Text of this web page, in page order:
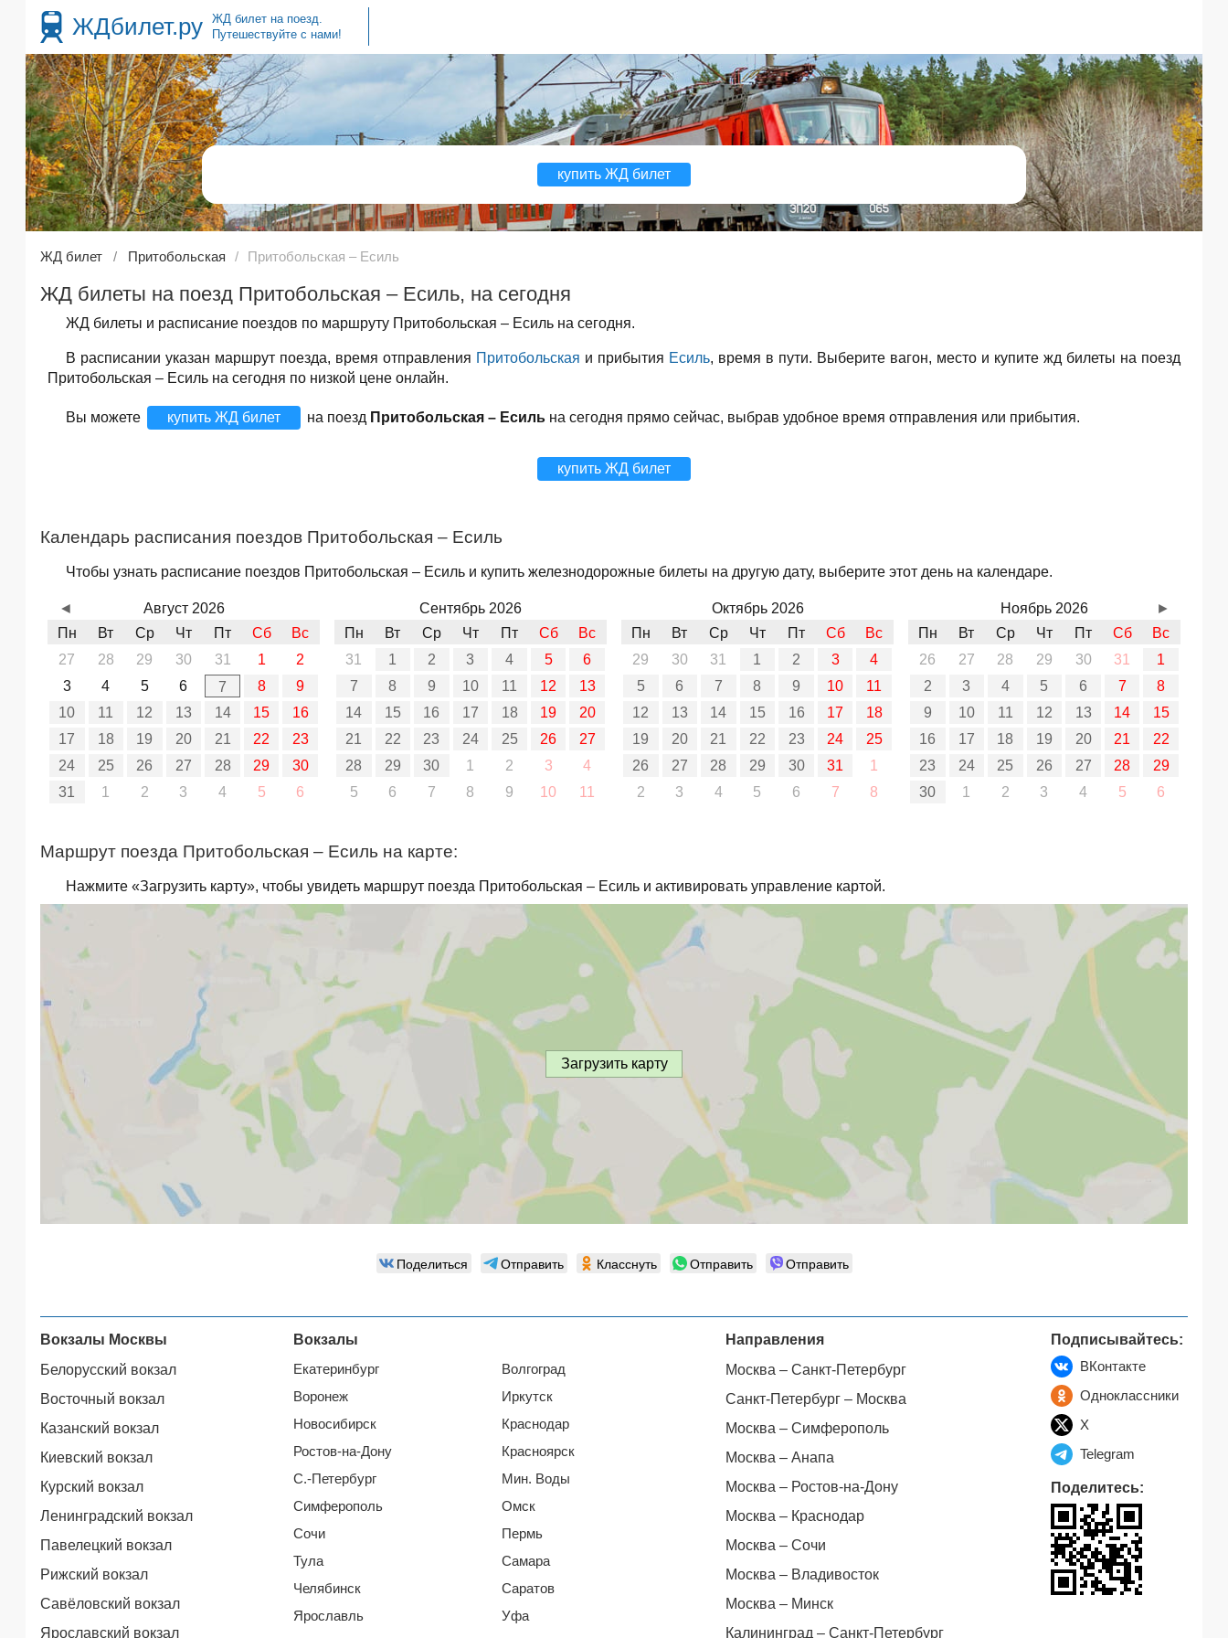
ЖДбилет.ру
ЖД билет на поезд.
Путешествуйте с нами!
купить ЖД билет
ЖД билет Притобольская Притобольская – Есиль
ЖД билеты на поезд Притобольская – Есиль, на сегодня
ЖД билеты и расписание поездов по маршруту Притобольская – Есиль на сегодня.
В расписании указан маршрут поезда, время отправления Притобольская и прибытия Есиль, время в пути. Выберите вагон, место и купите жд билеты на поезд
Притобольская – Есиль на сегодня по низкой цене онлайн.
Вы можете купить ЖД билет на поезд Притобольская – Есиль на сегодня прямо сейчас, выбрав удобное время отправления или прибытия.
купить ЖД билет
Календарь расписания поездов Притобольская – Есиль
Чтобы узнать расписание поездов Притобольская – Есиль и купить железнодорожные билеты на другую дату, выберите этот день на календаре.
Август 2026
Пн
Вт Ср Чт Пт Сб
Вс
27
28 29 30 31 1
2
3
4 5 6 7 8
9
10
11 12 13 14 15
16
17
18 19 20 21 22
23
24
25 26 27 28 29
30
31
1 2 3 4 5 6
Сентябрь 2026
Пн
Вт Ср Чт Пт Сб
Вс
31
1 2 3 4 5
6
7
8 9 10 11 12
13
14
15 16 17 18 19
20
21
22 23 24 25 26
27
28
29 30 1 2 3
4
5
6 7 8 9 10 11
Октябрь 2026
Пн
Вт Ср Чт Пт Сб
Вс
29
30 31 1 2 3
4
5
6 7 8 9 10
11
12
13 14 15 16 17
18
19
20 21 22 23 24
25
26
27 28 29 30 31
1
2
3 4 5 6 7 8
Ноябрь 2026
Пн
Вт Ср Чт Пт Сб
Вс
26
27 28 29 30 31
1
2
3 4 5 6 7
8
9
10 11 12 13 14
15
16
17 18 19 20 21
22
23
24 25 26 27 28
29
30
1 2 3 4 5 6
◄ ►
Маршрут поезда Притобольская – Есиль на карте:
Нажмите «Загрузить карту», чтобы увидеть маршрут поезда Притобольская – Есиль и активировать управление картой.
Загрузить карту
Поделиться Отправить Класснуть Отправить Отправить
Вокзалы Москвы
Белорусский вокзал
Восточный вокзал
Казанский вокзал
Киевский вокзал
Курский вокзал
Ленинградский вокзал
Павелецкий вокзал
Рижский вокзал
Савёловский вокзал
Ярославский вокзал
Вокзалы
Екатеринбург
Воронеж
Новосибирск
Ростов-на-Дону
С.-Петербург
Симферополь
Сочи
Тула
Челябинск
Ярославль
Волгоград
Иркутск
Краснодар
Красноярск
Мин. Воды
Омск
Пермь
Самара
Саратов
Уфа
Направления
Москва – Санкт-Петербург
Санкт-Петербург – Москва
Москва – Симферополь
Москва – Анапа
Москва – Ростов-на-Дону
Москва – Краснодар
Москва – Сочи
Москва – Владивосток
Москва – Минск
Калининград – Санкт-Петербург
Подписывайтесь:
ВКонтакте
Одноклассники
X
Telegram
Поделитесь: